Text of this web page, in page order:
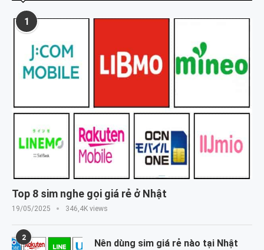
1
Top 8 sim nghe gọi giá rẻ ở Nhật
19/05/2025 346,4K views
2
Nên dùng sim giá rẻ nào tại Nhật